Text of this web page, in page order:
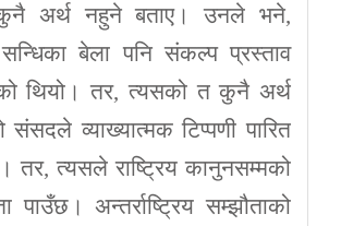
कुनै अर्थ नहुने बताए। उनले भने,
सन्धिका बेला पनि संकल्प प्रस्ताव
थियो। तर, त्यसको त कुनै अर्थ
संसदले व्याख्यात्मक टिप्पणी पारित
तर, त्यसले राष्ट्रिय कानुनसम्मको
पाउँछ। अन्तर्राष्ट्रिय सम्झौताको